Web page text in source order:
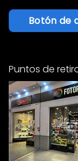
Botón de
Puntos de